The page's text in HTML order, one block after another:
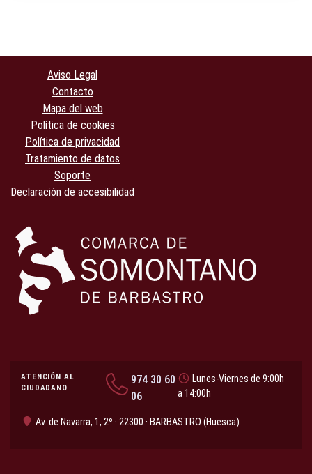
Aviso Legal
Contacto
Mapa del web
Política de cookies
Política de privacidad
Tratamiento de datos
Soporte
Declaración de accesibilidad
ATENCIÓN AL
CIUDADANO
974 30 60
06
Lunes-Viernes de 9:00h
a 14:00h
Av. de Navarra, 1, 2º · 22300 · BARBASTRO (Huesca)